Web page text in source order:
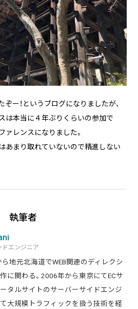
ー！というブログになりましたが、
は本当に４年ぶりくらいの参加で
ァレンスになりました。
あまり取れていないので精進しない
執筆者
ドエンジニア
地元北海道でWEB関連のディレクシ
に関わる。2006年から東京にてECサ
タルサイトのサーバーサイドエンジ
大規模トラフィックを扱う技術を経